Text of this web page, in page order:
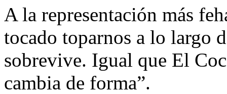
A la representación más
tocado toparnos a lo largo
sobrevive. Igual que El
cambia de forma”.